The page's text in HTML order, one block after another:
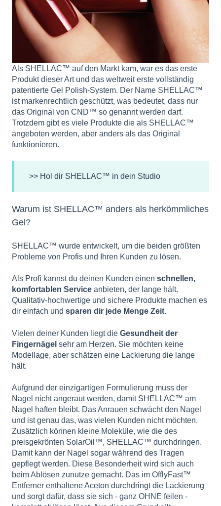
Als SHELLAC™ auf den Markt kam, war es das erste
Produkt dieser Art und das weltweit erste vollständig
patentierte Gel Polish-System. Der Name SHELLAC™
ist markenrechtlich geschützt, was bedeutet, dass nur
das Original von CND™ so genannt werden darf.
Trotzdem gibt es viele Produkte die als SHELLAC™
angeboten werden, aber anders als das Original
funktionieren.
>> Hol dir SHELLAC™ in dein Studio
Warum ist SHELLAC™ anders als herkömmliches
Gel?
SHELLAC™ wurde entwickelt, um die beiden größten
Probleme von Profis und Ihren Kunden zu lösen.
Als Profi kannst du deinen Kunden einen schnellen,
komfortablen Service anbieten, der lange hält.
Qualitativ-hochwertige und sichere Produkte machen es
dir einfach und sparen dir jede Menge Zeit.
Vielen deiner Kunden liegt die Gesundheit der
Fingernägel sehr am Herzen. Sie möchten keine
Modellage, aber schätzen eine Lackierung die lange
hält.
Aufgrund der einzigartigen Formulierung muss der
Nagel nicht angeraut werden, damit SHELLAC™ am
Nagel haften bleibt. Das Anrauen schwächt den Nagel
und ist genau das, was vielen Kunden nicht möchten.
Zusätzlich können kleine Moleküle, wie die des
preisgekrönten SolarOil™, SHELLAC™ durchdringen.
Damit kann der Nagel sogar während des Tragen
gepflegt werden. Diese Besonderheit wird sich auch
beim Ablösen zunutze gemacht. Das im OfflyFast™
Entferner enthaltene Aceton durchdringt die Lackierung
und sorgt dafür, dass sie sich - ganz OHNE feilen -